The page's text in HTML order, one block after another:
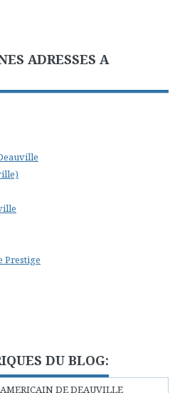
ADRESSES A
Prestige
DU BLOG:
DE DEAUVILLE